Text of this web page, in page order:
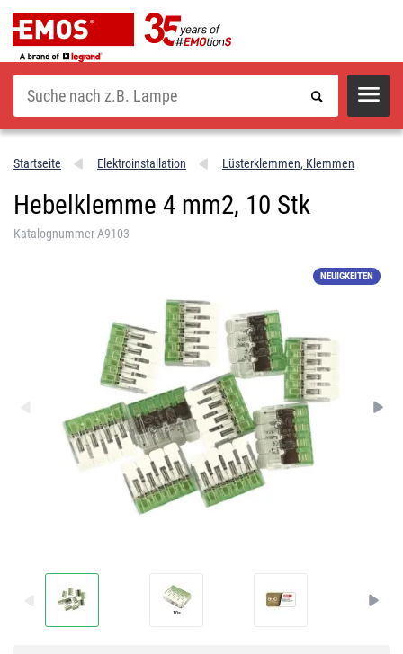
Suche
Startseite Elektroinstallation Lüsterklemmen, Klemmen
Hebelklemme 4 mm2, 10 Stk
Katalognummer A9103
NEUIGKEITEN